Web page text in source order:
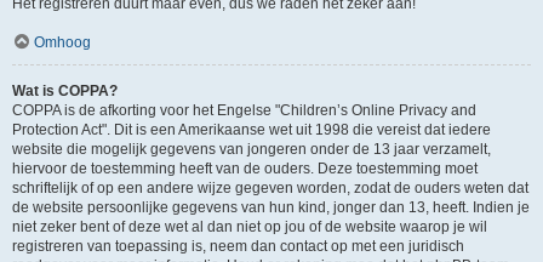
Het registreren duurt maar even, dus we raden het zeker aan!
Omhoog
Wat is COPPA?
COPPA is de afkorting voor het Engelse "Children’s Online Privacy and
Protection Act". Dit is een Amerikaanse wet uit 1998 die vereist dat iedere
website die mogelijk gegevens van jongeren onder de 13 jaar verzamelt,
hiervoor de toestemming heeft van de ouders. Deze toestemming moet
schriftelijk of op een andere wijze gegeven worden, zodat de ouders weten dat
de website persoonlijke gegevens van hun kind, jonger dan 13, heeft. Indien je
niet zeker bent of deze wet al dan niet op jou of de website waarop je wil
registreren van toepassing is, neem dan contact op met een juridisch